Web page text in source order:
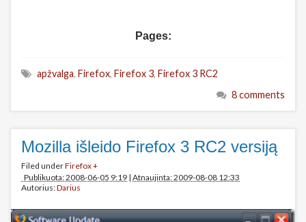
Pages:
apžvalga, Firefox, Firefox 3, Firefox 3 RC2
8 comments
Mozilla išleido Firefox 3 RC2 versiją
Filed underFirefox +
Publikuota: 2008-06-05 9:19 | Atnaujinta: 2009-08-08 12:33
Autorius:Darius